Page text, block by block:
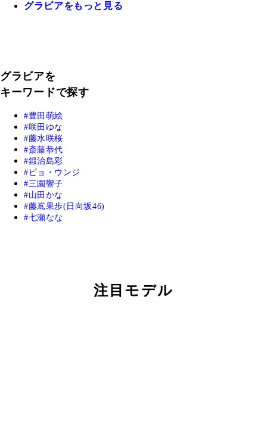
グラビアをもっと見る
グラビアを
キーワードで探す
豊田萌絵
咲田ゆな
藤水咲桜
斎藤恭代
鍛治島彩
ピョ・ウンジ
三園響子
山田かな
藤嶌果歩(日向坂46)
七瀬なな
注目モデル